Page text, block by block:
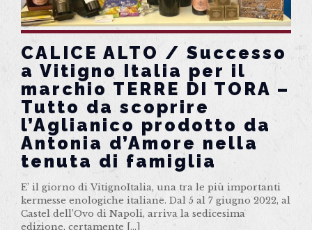
CALICE ALTO / Successo
a Vitigno Italia per il
marchio TERRE DI TORA –
Tutto da scoprire
l’Aglianico prodotto da
Antonia d’Amore nella
tenuta di famiglia
E’ il giorno di VitignoItalia, una tra le più importanti
kermesse enologiche italiane. Dal 5 al 7 giugno 2022, al
Castel dell’Ovo di Napoli, arriva la sedicesima
edizione, certamente […]